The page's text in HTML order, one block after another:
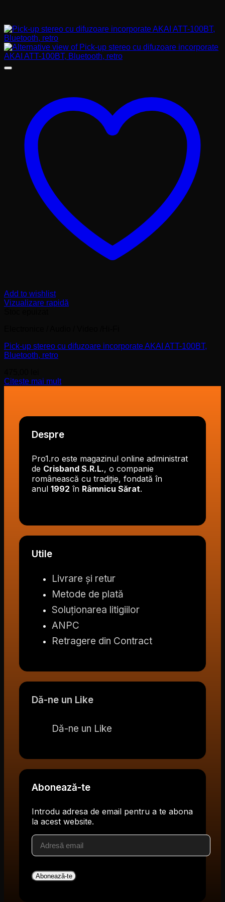
Add to wishlist
Vizualizare rapidă
Pick-up stereo cu difuzoare incorporate AKAI ATT-100BT,
Bluetooth, retro
Citește mai mult
Despre
Pro1.ro este magazinul online administrat
de Crisband S.R.L., o companie
românească cu tradiție, fondată în
anul 1992 în Râmnicu Sărat.
Utile
Livrare și retur
Metode de plată
Soluționarea litigiilor
ANPC
Retragere din Contract
Dă-ne un Like
Dă-ne un Like
Abonează-te
Introdu adresa de email pentru a te abona
la acest website.
Adresă
email
Abonează-te